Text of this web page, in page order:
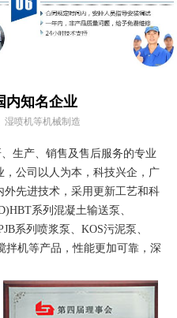
内知名企业
湿喷机等机械制造
生产、销售及售后服务的专业
公司以人为本，科技兴企，广
先进技术，采用更新工艺和科
系列混凝土输送泵、
系列喷浆泵、KOS污泥泵、
拌机等产品，性能更加可靠，深